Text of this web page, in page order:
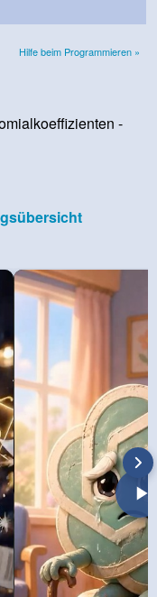
Hilfe beim Programmieren »
-